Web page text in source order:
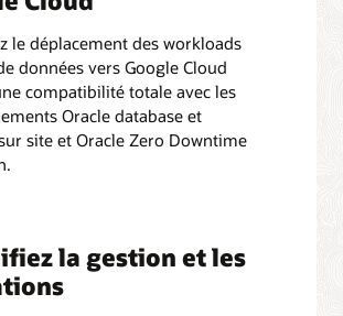
le déplacement des workloads
données vers Google Cloud
compatibilité totale avec les
Oracle database et
site et Oracle Zero Downtime
la gestion et les